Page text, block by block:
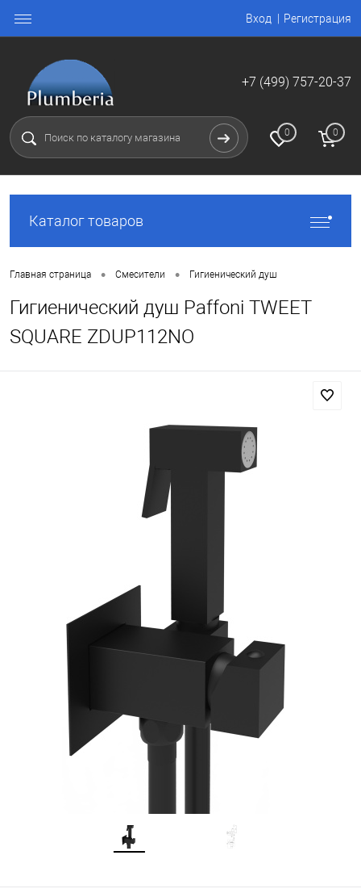
Вход Регистрация
+7 (499) 757-20-37
0 0
Каталог товаров
Главная страница • Смесители • Гигиенический душ
Гигиенический душ Paffoni TWEET
SQUARE ZDUP112NO